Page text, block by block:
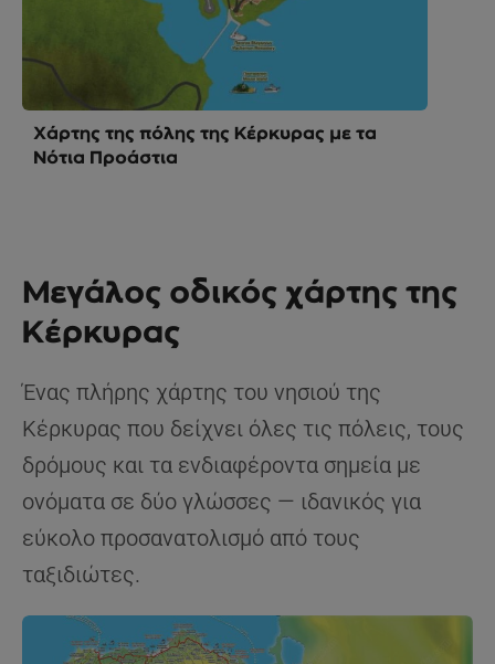
Χάρτης της πόλης της Κέρκυρας με τα
Νότια Προάστια
Μεγάλος οδικός χάρτης της
Κέρκυρας
Ένας πλήρης χάρτης του νησιού της
Κέρκυρας που δείχνει όλες τις πόλεις, τους
δρόμους και τα ενδιαφέροντα σημεία με
ονόματα σε δύο γλώσσες — ιδανικός για
εύκολο προσανατολισμό από τους
ταξιδιώτες.